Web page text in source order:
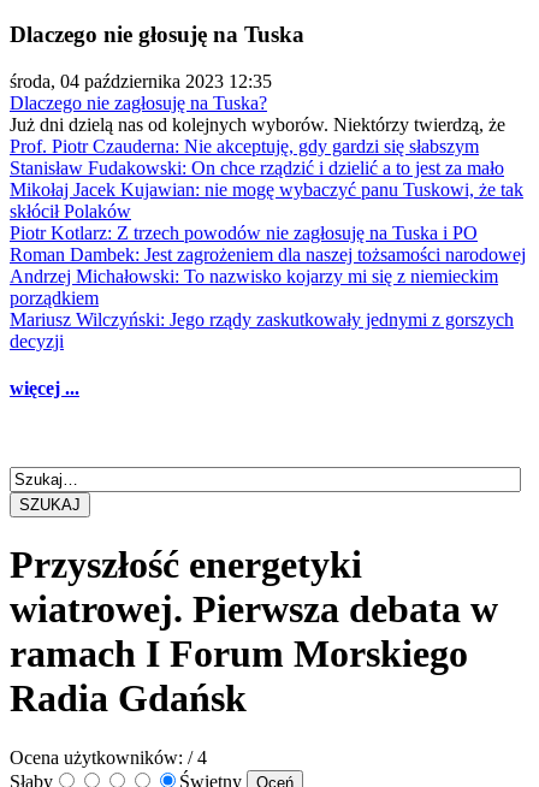
Dlaczego nie głosuję na Tuska
środa, 04 października 2023 12:35
Dlaczego nie zagłosuję na Tuska?
Już dni dzielą nas od kolejnych wyborów. Niektórzy twierdzą, że
Prof. Piotr Czauderna: Nie akceptuję, gdy gardzi się słabszym
Stanisław Fudakowski: On chce rządzić i dzielić a to jest za mało
Mikołaj Jacek Kujawian: nie mogę wybaczyć panu Tuskowi, że tak
skłócił Polaków
Piotr Kotlarz: Z trzech powodów nie zagłosuję na Tuska i PO
Roman Dambek: Jest zagrożeniem dla naszej tożsamości narodowej
Andrzej Michałowski: To nazwisko kojarzy mi się z niemieckim
porządkiem
Mariusz Wilczyński: Jego rządy zaskutkowały jednymi z gorszych
decyzji
więcej ...
SZUKAJ
Przyszłość energetyki
wiatrowej. Pierwsza debata w
ramach I Forum Morskiego
Radia Gdańsk
Ocena użytkowników: / 4
Słaby
Świetny